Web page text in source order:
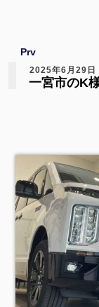
Prv
2025年6月29日
一宮市のK